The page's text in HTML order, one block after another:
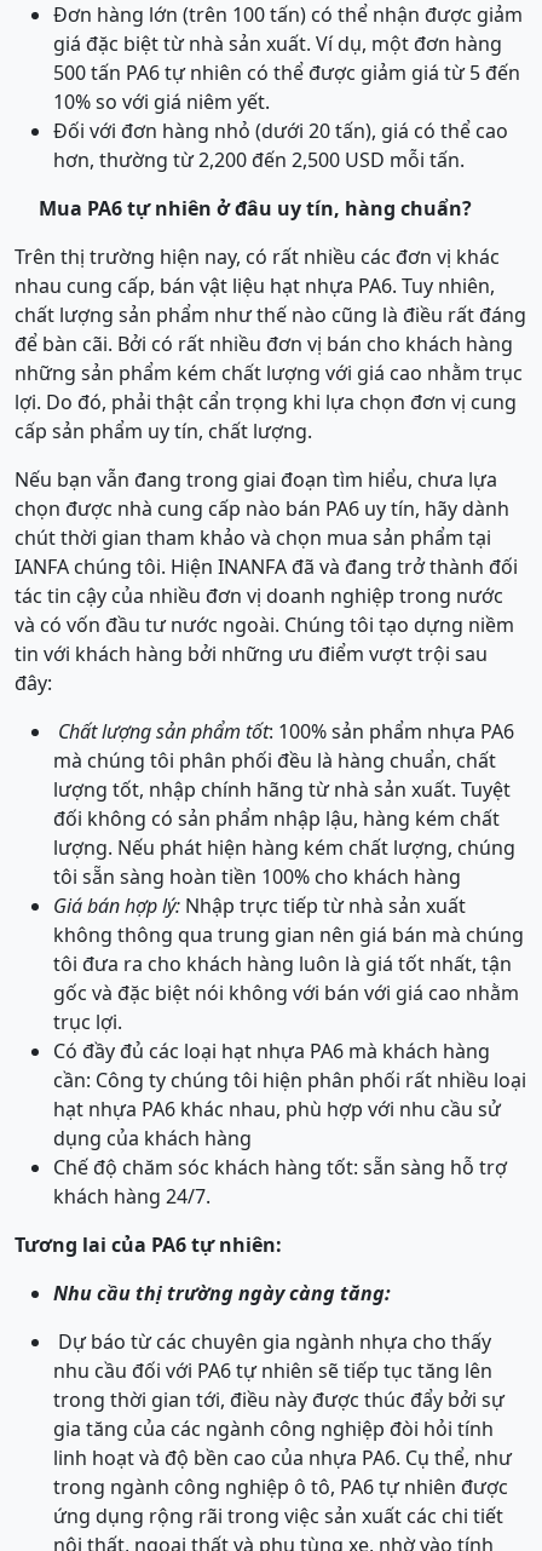
Đơn hàng lớn (trên 100 tấn) có thể nhận được giảm
giá đặc biệt từ nhà sản xuất. Ví dụ, một đơn hàng
500 tấn PA6 tự nhiên có thể được giảm giá từ 5 đến
10% so với giá niêm yết.
Đối với đơn hàng nhỏ (dưới 20 tấn), giá có thể cao
hơn, thường từ 2,200 đến 2,500 USD mỗi tấn.
Mua PA6 tự nhiên ở đâu uy tín, hàng chuẩn?
Trên thị trường hiện nay, có rất nhiều các đơn vị khác
nhau cung cấp, bán vật liệu hạt nhựa PA6. Tuy nhiên,
chất lượng sản phẩm như thế nào cũng là điều rất đáng
để bàn cãi. Bởi có rất nhiều đơn vị bán cho khách hàng
những sản phẩm kém chất lượng với giá cao nhằm trục
lợi. Do đó, phải thật cẩn trọng khi lựa chọn đơn vị cung
cấp sản phẩm uy tín, chất lượng.
Nếu bạn vẫn đang trong giai đoạn tìm hiểu, chưa lựa
chọn được nhà cung cấp nào bán PA6 uy tín, hãy dành
chút thời gian tham khảo và chọn mua sản phẩm tại
IANFA chúng tôi. Hiện INANFA đã và đang trở thành đối
tác tin cậy của nhiều đơn vị doanh nghiệp trong nước
và có vốn đầu tư nước ngoài. Chúng tôi tạo dựng niềm
tin với khách hàng bởi những ưu điểm vượt trội sau
đây:
Chất lượng sản phẩm tốt: 100% sản phẩm nhựa PA6
mà chúng tôi phân phối đều là hàng chuẩn, chất
lượng tốt, nhập chính hãng từ nhà sản xuất. Tuyệt
đối không có sản phẩm nhập lậu, hàng kém chất
lượng. Nếu phát hiện hàng kém chất lượng, chúng
tôi sẵn sàng hoàn tiền 100% cho khách hàng
Giá bán hợp lý: Nhập trực tiếp từ nhà sản xuất
không thông qua trung gian nên giá bán mà chúng
tôi đưa ra cho khách hàng luôn là giá tốt nhất, tận
gốc và đặc biệt nói không với bán với giá cao nhằm
trục lợi.
Có đầy đủ các loại hạt nhựa PA6 mà khách hàng
cần: Công ty chúng tôi hiện phân phối rất nhiều loại
hạt nhựa PA6 khác nhau, phù hợp với nhu cầu sử
dụng của khách hàng
Chế độ chăm sóc khách hàng tốt: sẵn sàng hỗ trợ
khách hàng 24/7.
Tương lai của PA6 tự nhiên:
Nhu cầu thị trường ngày càng tăng:
Dự báo từ các chuyên gia ngành nhựa cho thấy
nhu cầu đối với PA6 tự nhiên sẽ tiếp tục tăng lên
trong thời gian tới, điều này được thúc đẩy bởi sự
gia tăng của các ngành công nghiệp đòi hỏi tính
linh hoạt và độ bền cao của nhựa PA6. Cụ thể, như
trong ngành công nghiệp ô tô, PA6 tự nhiên được
ứng dụng rộng rãi trong việc sản xuất các chi tiết
nội thất, ngoại thất và phụ tùng xe, nhờ vào tính